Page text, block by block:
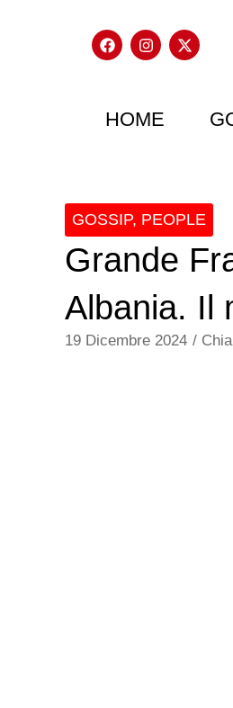
HOME
GOSSIP, PEOPLE
Grande
Albania. Il
19 Dicembre 2024 /